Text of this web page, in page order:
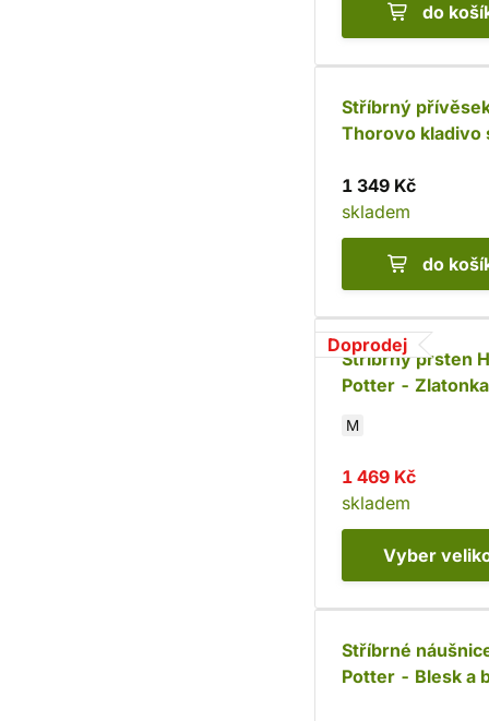
do
Stříbrný
Thorovo kladivo
1 349 Kč
skladem
do
Doprodej
Stříbrný prsten
Potter -
M
1 469 Kč
skladem
Vyber
Stříbrné
Potter - Blesk a